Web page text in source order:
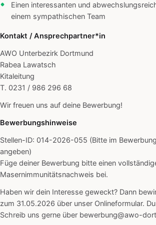
Einen interessanten und
einem sympathischen Team
Kontakt / Ansprechpartner*in
AWO Unterbezirk Dortmund
Rabea Lawatsch
Kitaleitung
T. 0231 / 986 296 68
Wir freuen uns auf deine Bewerbung!
Bewerbungshinweise
Stellen-ID: 014-2026-055 (Bitte im
angeben)
Füge deiner Bewerbung bitte einen
Masernimmunitätsnachweis bei.
Haben wir dein Interesse geweckt? Dann
zum 31.05.2026 über unser Onlineformular.
Schreib uns gerne über bewerbung@awo-